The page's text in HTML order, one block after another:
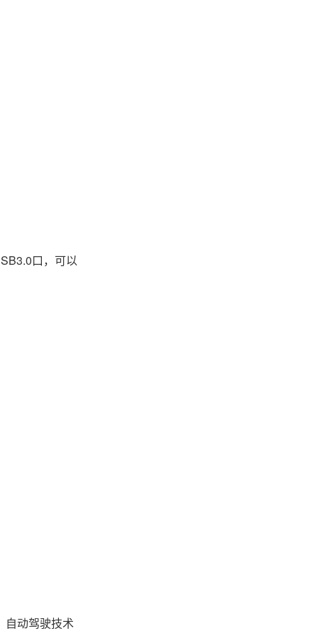
口，可以
动驾驶技术